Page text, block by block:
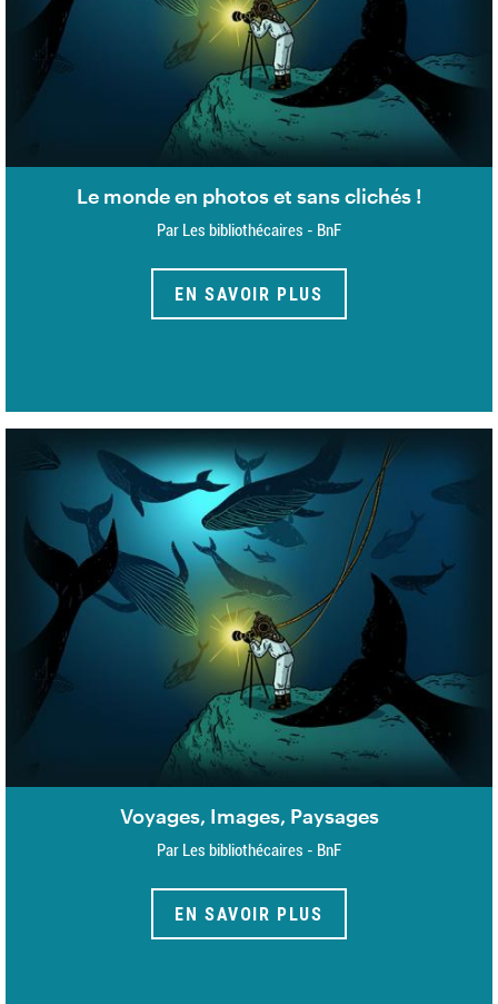
Le monde en photos et sans clichés !
Par Les bibliothécaires - BnF
EN SAVOIR PLUS
Voyages, Images, Paysages
Par Les bibliothécaires - BnF
EN SAVOIR PLUS